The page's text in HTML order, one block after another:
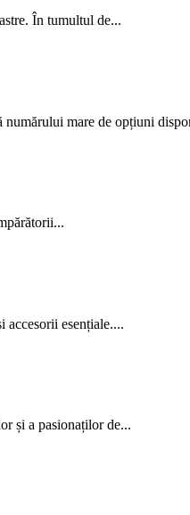
În tumultul de...
numărului mare de opțiuni
accesorii esențiale....
și a pasionaților de...